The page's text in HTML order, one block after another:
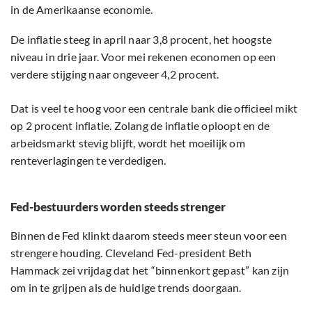
in de Amerikaanse economie.
De inflatie steeg in april naar 3,8 procent, het hoogste
niveau in drie jaar. Voor mei rekenen economen op een
verdere stijging naar ongeveer 4,2 procent.
Dat is veel te hoog voor een centrale bank die officieel mikt
op 2 procent inflatie. Zolang de inflatie oploopt en de
arbeidsmarkt stevig blijft, wordt het moeilijk om
renteverlagingen te verdedigen.
Fed-bestuurders worden steeds strenger
Binnen de Fed klinkt daarom steeds meer steun voor een
strengere houding. Cleveland Fed-president Beth
Hammack zei vrijdag dat het “binnenkort gepast” kan zijn
om in te grijpen als de huidige trends doorgaan.